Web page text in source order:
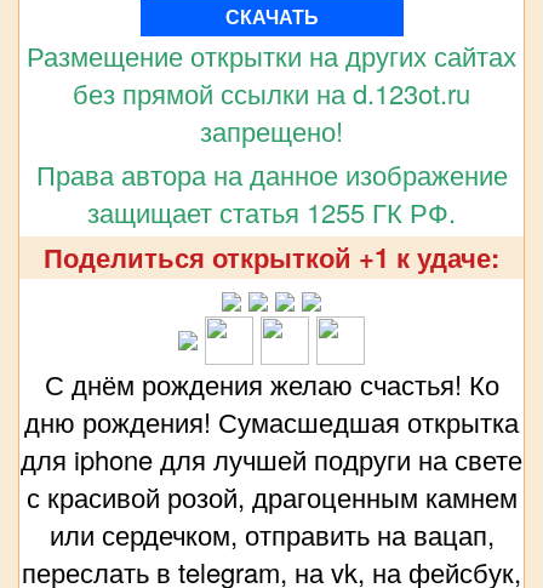
СКАЧАТЬ
Размещение открытки на других сайтах
без прямой ссылки на d.123ot.ru
запрещено!
Права автора на данное изображение
защищает статья 1255 ГК РФ.
Поделиться открыткой +1 к удаче:
С днём рождения желаю счастья! Ко
дню рождения! Сумасшедшая открытка
для iphone для лучшей подруги на свете
с красивой розой, драгоценным камнем
или сердечком, отправить на вацап,
переслать в telegram, на vk, на фейсбук,